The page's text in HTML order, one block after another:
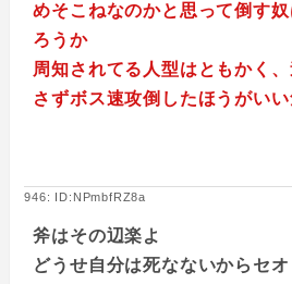
めそこねなのかと思って倒す
ろうか
周知されてる人型はともかく
さずボス速攻倒したほうがい
946: ID:NPmbfRZ8a
斧はその辺楽よ
どうせ自分は死なないからセ